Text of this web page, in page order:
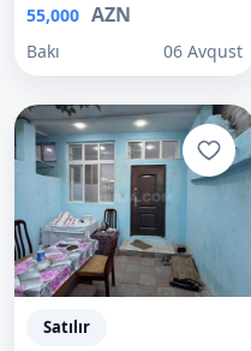
55,000 AZN
Bakı 06 Avqust
Satılır